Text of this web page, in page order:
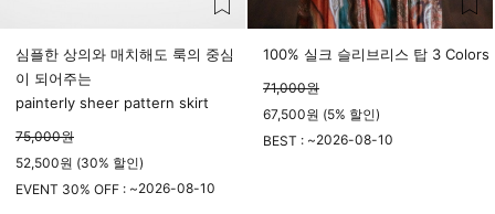
심플한 상의와 매치해도 룩의 중심
이 되어주는
painterly sheer pattern skirt
75,000원
52,500원 (30% 할인)
EVENT 30% OFF : ~2026-08-10
100% 실크 슬리브리스 탑 3 Colors
71,000원
67,500원 (5% 할인)
BEST : ~2026-08-10